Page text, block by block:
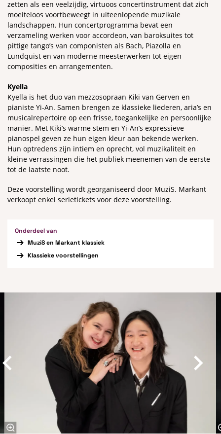
zetten als een veelzijdig, virtuoos concertinstrument dat zich
moeiteloos voortbeweegt in uiteenlopende muzikale
landschappen. Hun concertprogramma bevat een
verzameling werken voor accordeon, van baroksuites tot
pittige tango’s van componisten als Bach, Piazolla en
Lundquist en van moderne meesterwerken tot eigen
composities en arrangementen.
Kyella
Kyella is het duo van mezzosopraan Kiki van Gerven en
pianiste Yi-An. Samen brengen ze klassieke liederen, aria’s en
musicalrepertoire op een frisse, toegankelijke en persoonlijke
manier. Met Kiki’s warme stem en Yi-An’s expressieve
pianospel geven ze hun eigen kleur aan bekende werken.
Hun optredens zijn intiem en oprecht, vol muzikaliteit en
kleine verrassingen die het publiek meenemen van de eerste
tot de laatste noot.
Deze voorstelling wordt georganiseerd door MuziS. Markant
verkoopt enkel serietickets voor deze voorstelling.
Onderdeel van
MuziS en Markant klassiek
Klassieke voorstellingen